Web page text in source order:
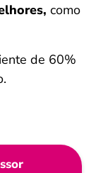
como
de 60%